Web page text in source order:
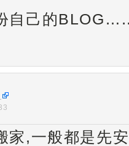
自己的
家,一般都是先